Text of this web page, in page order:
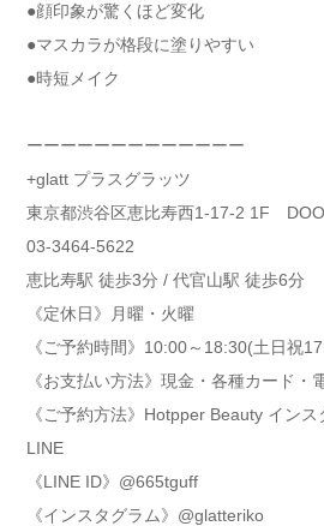
●顔印象が驚くほど変化
●マスカラが格段に塗りやすい
●時短メイク
ーーーーーーーーーーーーー
+glatt プラスグラッツ
東京都渋谷区恵比寿西1-17-2 1F
03-3464-5622
恵比寿駅 徒歩3分 / 代官山駅 徒歩6分
《定休日》月曜・火曜
《ご予約時間》10:00～18:30(土日祝
《お支払い方法》現金・各種カード・
《ご予約方法》Hotpper Beauty イン
LINE
《LINE ID》@665tguff
《インスタグラム》@glatteriko